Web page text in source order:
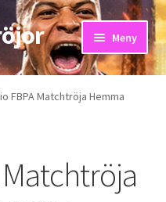
Meny
FBPA Matchtröja Hemma